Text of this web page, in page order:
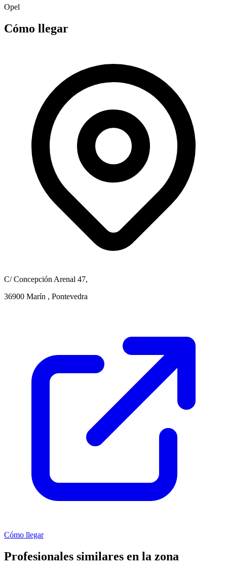
Opel
Cómo llegar
C/ Concepción Arenal 47,
36900 Marín , Pontevedra
Cómo llegar
Profesionales similares en la zona